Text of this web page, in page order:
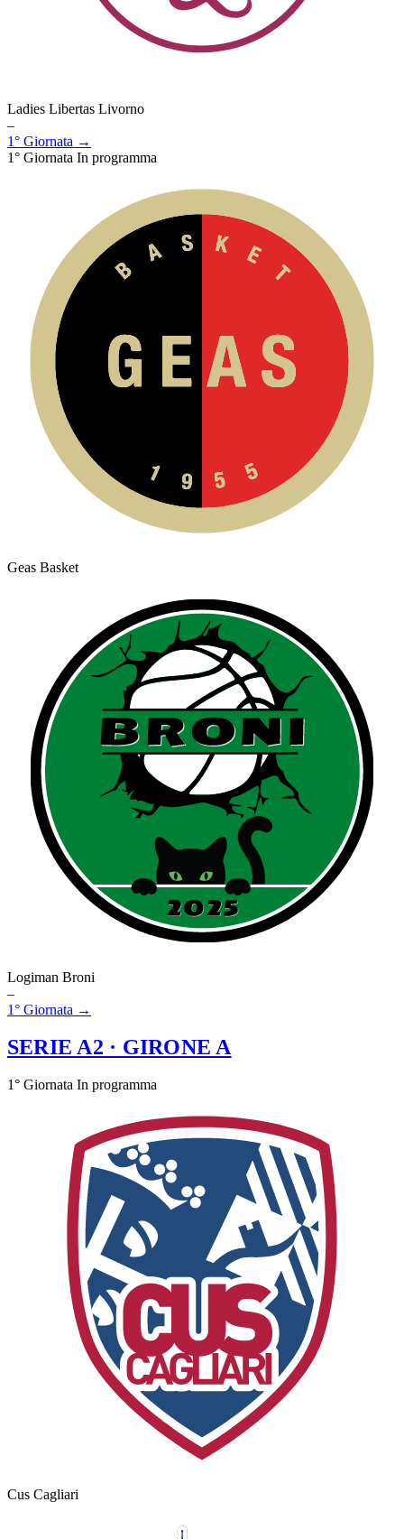
Ladies Libertas Livorno
–
1° Giornata →
1° Giornata In programma
Geas Basket
Logiman Broni
–
1° Giornata →
SERIE A2 · GIRONE A
1° Giornata In programma
Cus Cagliari